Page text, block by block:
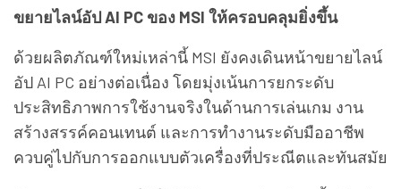
ขยายไลน์อัป AI PC ของ MSI ให้ครอบคลุมยิ่งขึ้น
ด้วยผลิตภัณฑ์ใหม่เหล่านี้ MSI ยังคงเดินหน้าขยายไลน์
อัป AI PC อย่างต่อเนื่อง โดยมุ่งเน้นการยกระดับ
ประสิทธิภาพการใช้งานจริงในด้านการเล่นเกม งาน
สร้างสรรค์คอนเทนต์ และการทำงานระดับมืออาชีพ
ควบคู่ไปกับการออกแบบตัวเครื่องที่ประณีตและทันสมัย